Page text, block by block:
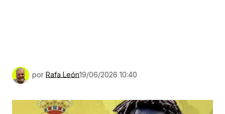
por Rafa León19/06/2026 10:40